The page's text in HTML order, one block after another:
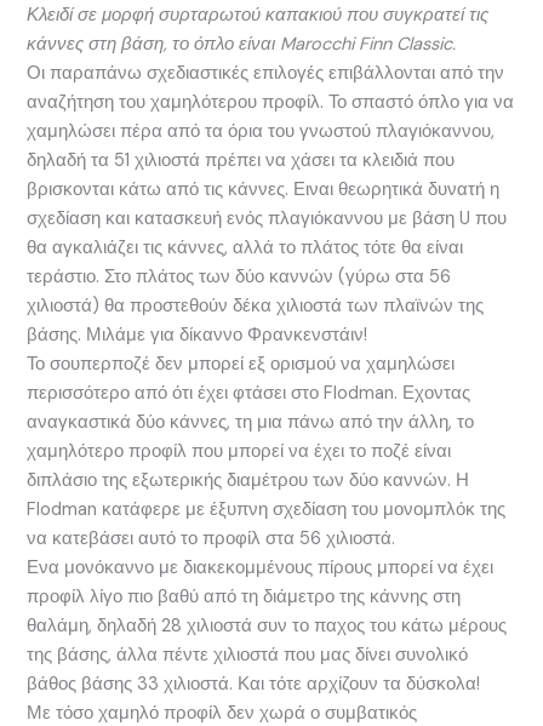
Κλειδί σε μορφή συρταρωτού καπακιού που συγκρατεί τις
κάννες στη βάση, το όπλο είναι Marocchi Finn Classic.
Οι παραπάνω σχεδιαστικές επιλογές επιβάλλονται από την
αναζήτηση του χαμηλότερου προφίλ. Το σπαστό όπλο για να
χαμηλώσει πέρα από τα όρια του γνωστού πλαγιόκαννου,
δηλαδή τα 51 χιλιοστά πρέπει να χάσει τα κλειδιά που
βρισκονται κάτω από τις κάννες. Ειναι θεωρητικά δυνατή η
σχεδίαση και κατασκευή ενός πλαγιόκαννου με βάση U που
θα αγκαλιάζει τις κάννες, αλλά το πλάτος τότε θα είναι
τεράστιο. Στο πλάτος των δύο καννών (γύρω στα 56
χιλιοστά) θα προστεθούν δέκα χιλιοστά των πλαϊνών της
βάσης. Μιλάμε για δίκαννο Φρανκενστάιν!
Το σουπερποζέ δεν μπορεί εξ ορισμού να χαμηλώσει
περισσότερο από ότι έχει φτάσει στο Flodman. Εχοντας
αναγκαστικά δύο κάννες, τη μια πάνω από την άλλη, το
χαμηλότερο προφίλ που μπορεί να έχει το ποζέ είναι
διπλάσιο της εξωτερικής διαμέτρου των δύο καννών. Η
Flodman κατάφερε με έξυπνη σχεδίαση του μονομπλόκ της
να κατεβάσει αυτό το προφίλ στα 56 χιλιοστά.
Ενα μονόκαννο με διακεκομμένους πίρους μπορεί να έχει
προφίλ λίγο πιο βαθύ από τη διάμετρο της κάννης στη
θαλάμη, δηλαδή 28 χιλιοστά συν το παχος του κάτω μέρους
της βάσης, άλλα πέντε χιλιοστά που μας δίνει συνολικό
βάθος βάσης 33 χιλιοστά. Και τότε αρχίζουν τα δύσκολα!
Με τόσο χαμηλό προφίλ δεν χωρά ο συμβατικός